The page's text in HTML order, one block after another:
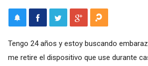
Tengo 24 años y estoy buscando
me retire el dispositivo que use durante